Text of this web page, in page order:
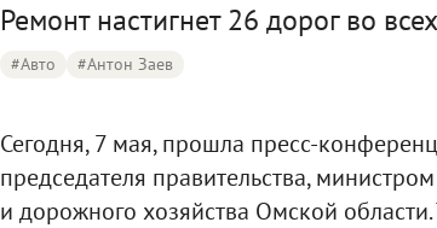
Ремонт настигнет 26 дорог во
#Авто #Антон Заев
Сегодня, 7 мая, прошла пресс-
председателя правительства,
и дорожного хозяйства Омской